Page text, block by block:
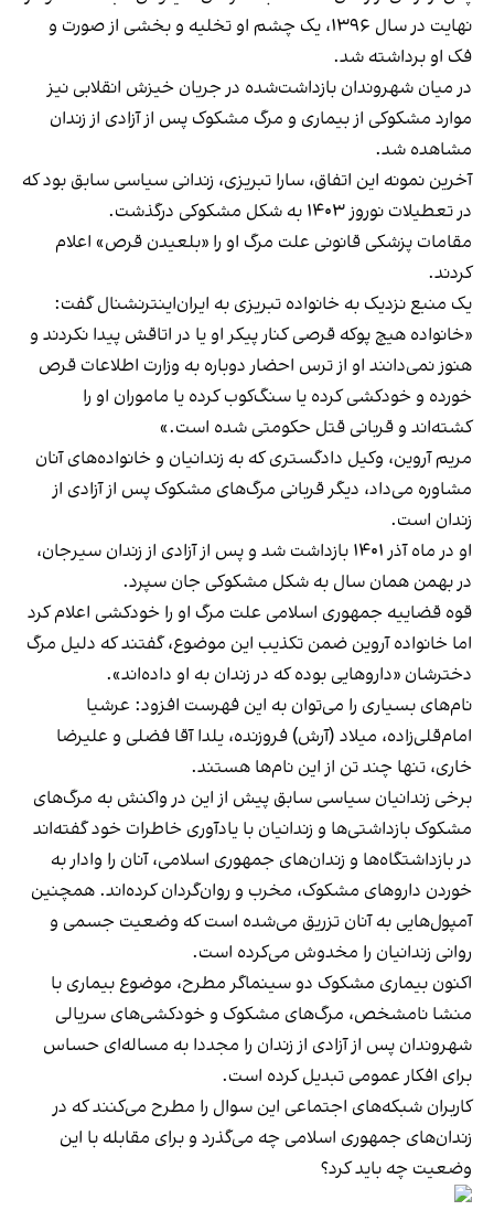
نهایت در سال ۱۳۹۶، یک چشم او تخلیه و بخشی از صورت و
فک او برداشته شد.
در میان شهروندان بازداشت‌شده در جریان خیزش انقلابی نیز
موارد مشکوکی از بیماری و مرگ مشکوک پس از آزادی از زندان
مشاهده شد.
آخرین نمونه این اتفاق، سارا تبریزی، زندانی سیاسی سابق بود که
در تعطیلات نوروز ۱۴۰۳ به شکل مشکوکی درگذشت.
مقامات پزشکی قانونی علت مرگ او را «بلعیدن قرص» اعلام
کردند.
یک منبع نزدیک به خانواده تبریزی به ایران‌اینترنشنال گفت:
«خانواده هیچ پوکه قرصی کنار پیکر او یا در اتاقش پیدا نکردند و
هنوز نمی‌دانند او از ترس احضار دوباره به وزارت اطلاعات قرص
خورده و خودکشی کرده یا سنگ‌کوب کرده یا ماموران او را
کشته‌اند و قربانی قتل حکومتی شده است.»
مریم آروین، وکیل دادگستری که به زندانیان و خانواده‌های آنان
مشاوره می‌داد، دیگر قربانی مرگ‌های مشکوک پس از آزادی از
زندان است.
او در ماه آذر ۱۴۰۱ بازداشت شد و پس از آزادی از زندان سیرجان،
در بهمن همان سال به شکل مشکوکی جان سپرد.
قوه قضاییه جمهوری اسلامی علت مرگ او را خودکشی اعلام کرد
اما خانواده آروین ضمن تکذیب این موضوع، گفتند که دلیل مرگ
دخترشان «داروهایی بوده که در زندان به او داده‌اند».
نام‌های بسیاری را می‌توان به این فهرست افزود: عرشیا
امام‌قلی‌زاده، میلاد (آرش) فروزنده، یلدا آقا فضلی و علیرضا
خاری، تنها چند تن از این نام‌ها هستند.
برخی زندانیان سیاسی سابق پیش از این در واکنش به مرگ‌های
مشکوک بازداشتی‌ها و زندانیان با یادآوری خاطرات خود گفته‌اند
در بازداشتگاه‌ها و زندان‌های جمهوری اسلامی، آنان را وادار به
خوردن داروهای مشکوک، مخرب و روان‌گردان کرده‌اند. همچنین
آمپول‌هایی به آنان تزریق می‌شده است که وضعیت جسمی و
روانی زندانیان را مخدوش می‌کرده است.
اکنون بیماری مشکوک دو سینماگر مطرح، موضوع بیماری با
منشا نامشخص، مرگ‌های مشکوک و خودکشی‌های سریالی
شهروندان پس از آزادی از زندان را مجددا به مساله‌ای حساس
برای افکار عمومی تبدیل کرده است.
کاربران شبکه‌های اجتماعی این سوال را مطرح می‌کنند که در
زندان‌های جمهوری اسلامی چه می‌گذرد و برای مقابله با این
وضعیت چه باید کرد؟